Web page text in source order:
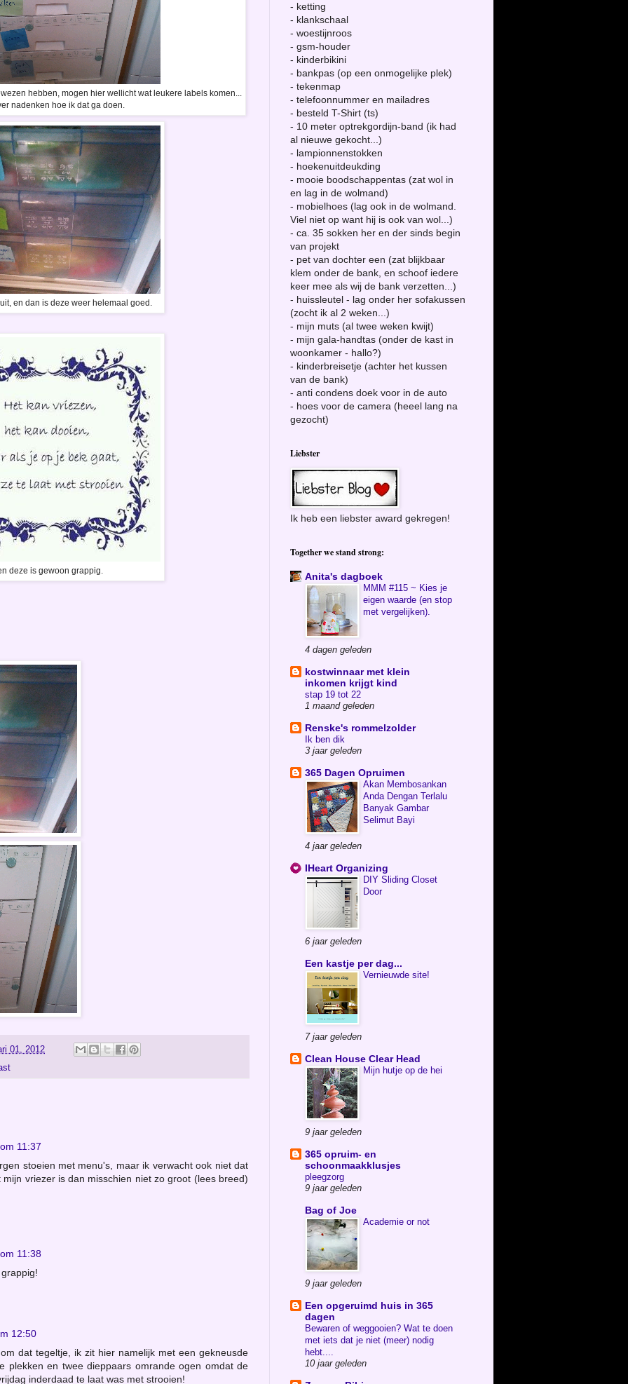
hebben, mogen hier wellicht wat leukere labels komen...
nadenken hoe ik dat ga doen.
en dan is deze weer helemaal goed.
deze is gewoon grappig.
01, 2012
11:37
stoeien met menu's, maar ik verwacht ook niet dat
vriezer is dan misschien niet zo groot (lees breed)
11:38
12:50
dat tegeltje, ik zit hier namelijk met een gekneusde
plekken en twee dieppaars omrande ogen omdat de
inderdaad te laat was met strooien!
- ketting
- klankschaal
- woestijnroos
- gsm-houder
- kinderbikini
- bankpas (op een onmogelijke plek)
- tekenmap
- telefoonnummer en mailadres
- besteld T-Shirt (ts)
- 10 meter optrekgordijn-band (ik had
al nieuwe gekocht...)
- lampionnenstokken
- hoekenuitdeukding
- mooie boodschappentas (zat wol in
en lag in de wolmand)
- mobielhoes (lag ook in de wolmand.
Viel niet op want hij is ook van wol...)
- ca. 35 sokken her en der sinds begin
van projekt
- pet van dochter een (zat blijkbaar
klem onder de bank, en schoof iedere
keer mee als wij de bank verzetten...)
- huissleutel - lag onder her sofakussen
(zocht ik al 2 weken...)
- mijn muts (al twee weken kwijt)
- mijn gala-handtas (onder de kast in
woonkamer - hallo?)
- kinderbreisetje (achter het kussen
van de bank)
- anti condens doek voor in de auto
- hoes voor de camera (heeel lang na
gezocht)
Liebster
Ik heb een liebster award gekregen!
Together we stand strong:
Anita's dagboek
MMM #115 ~ Kies je
eigen waarde (en stop
met vergelijken).
4 dagen geleden
kostwinnaar met klein
inkomen krijgt kind
stap 19 tot 22
1 maand geleden
Renske's rommelzolder
Ik ben dik
3 jaar geleden
365 Dagen Opruimen
Akan Membosankan
Anda Dengan Terlalu
Banyak Gambar
Selimut Bayi
4 jaar geleden
IHeart Organizing
DIY Sliding Closet
Door
6 jaar geleden
Een kastje per dag...
Vernieuwde site!
7 jaar geleden
Clean House Clear Head
Mijn hutje op de hei
9 jaar geleden
365 opruim- en
schoonmaakklusjes
pleegzorg
9 jaar geleden
Bag of Joe
Academie or not
9 jaar geleden
Een opgeruimd huis in 365
dagen
Bewaren of weggooien? Wat te doen
met iets dat je niet (meer) nodig
hebt....
10 jaar geleden